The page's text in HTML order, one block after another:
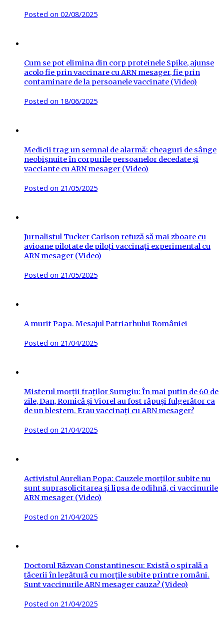
Posted on 02/08/2025
Cum se pot elimina din corp proteinele Spike, ajunse
acolo fie prin vaccinare cu ARN mesager, fie prin
contaminare de la persoanele vaccinate (Video)
Posted on 18/06/2025
Medicii trag un semnal de alarmă: cheaguri de sânge
neobișnuite în corpurile persoanelor decedate și
vacciante cu ARN mesager (Video)
Posted on 21/05/2025
Jurnalistul Tucker Carlson refuză să mai zboare cu
avioane pilotate de piloți vaccinați experimental cu
ARN mesager (Video)
Posted on 21/05/2025
A murit Papa. Mesajul Patriarhului României
Posted on 21/04/2025
Misterul morții fraților Surugiu: În mai putin de 60 de
zile, Dan, Romică și Viorel au fost răpuși fulgerător ca
de un blestem. Erau vaccinați cu ARN mesager?
Posted on 21/04/2025
Activistul Aurelian Popa: Cauzele morților subite nu
sunt suprasolicitarea și lipsa de odihnă, ci vaccinurile
ARN mesager (Video)
Posted on 21/04/2025
Doctorul Răzvan Constantinescu: Există o spirală a
tăcerii în legătură cu morțile subite printre români.
Sunt vaccinurile ARN mesager cauza? (Video)
Posted on 21/04/2025